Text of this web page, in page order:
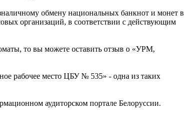
обмену национальных банкнот и монет в
организаций, в соответствии с действующим
то вы можете оставить отзыв о «УРМ,
рабочее место ЦБУ № 535» - одна из таких
аудиторском портале Белоруссии.